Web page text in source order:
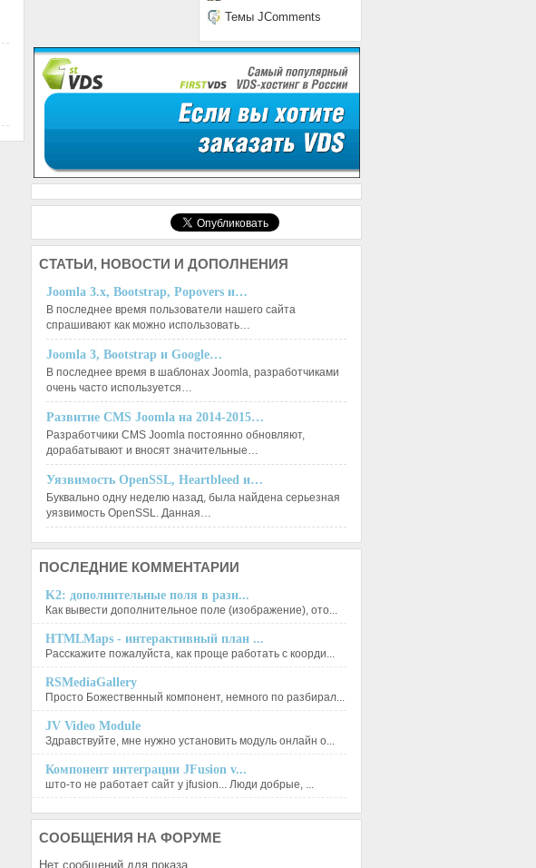
Темы JComments
СТАТЬИ, НОВОСТИ И ДОПОЛНЕНИЯ
Joomla 3.x, Bootstrap, Popovers и…
В последнее время пользователи нашего сайта
спрашивают как можно использовать…
Joomla 3, Bootstrap и Google…
В последнее время в шаблонах Joomla, разработчиками
очень часто используется…
Развитие CMS Joomla на 2014-2015…
Разработчики CMS Joomla постоянно обновляют,
дорабатывают и вносят значительные…
Уязвимость OpenSSL, Heartbleed и…
Буквально одну неделю назад, была найдена серьезная
уязвимость OpenSSL. Данная…
ПОСЛЕДНИЕ КОММЕНТАРИИ
K2: дополнительные поля в разн...
Как вывести дополнительное поле (изображение), ото...
HTMLMaps - интерактивный план ...
Расскажите пожалуйста, как проще работать с коорди...
RSMediaGallery
Просто Божественный компонент, немного по разбирал...
JV Video Module
Здравствуйте, мне нужно установить модуль онлайн о...
Компонент интеграции JFusion v...
што-то не работает сайт у jfusion... Люди добрые, ...
СООБЩЕНИЯ НА ФОРУМЕ
Нет сообщений для показа